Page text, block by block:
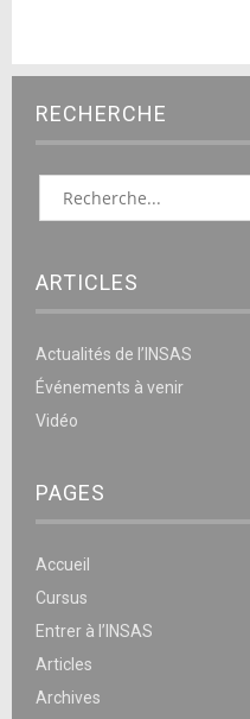
RECHERCHE
ARTICLES
Actualités de l’INSAS
Événements à venir
Vidéo
PAGES
Accueil
Cursus
Entrer à l’INSAS
Articles
Archives